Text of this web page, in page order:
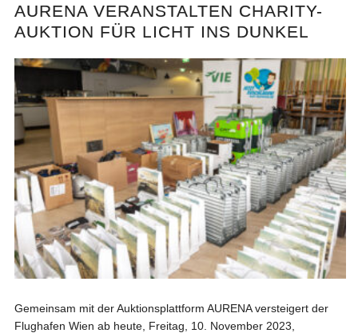
AURENA VERANSTALTEN CHARITY-
AUKTION FÜR LICHT INS DUNKEL
Gemeinsam mit der Auktionsplattform AURENA versteigert der
Flughafen Wien ab heute, Freitag, 10. November 2023,